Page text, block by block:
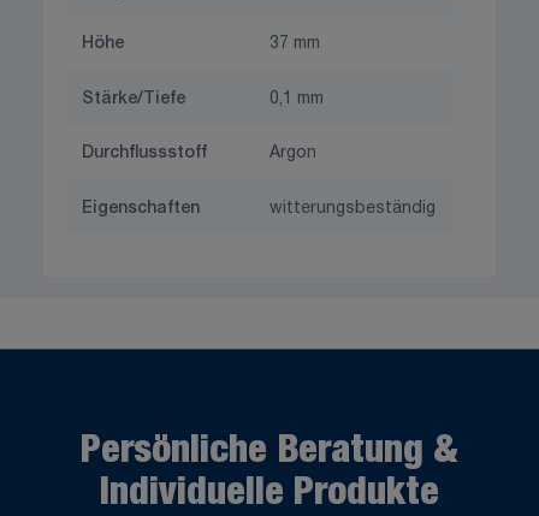
Höhe 37 mm
Stärke/Tiefe 0,1 mm
Durchflussstoff Argon
Eigenschaften witterungsbeständig
Persönliche Beratung &
Individuelle Produkte